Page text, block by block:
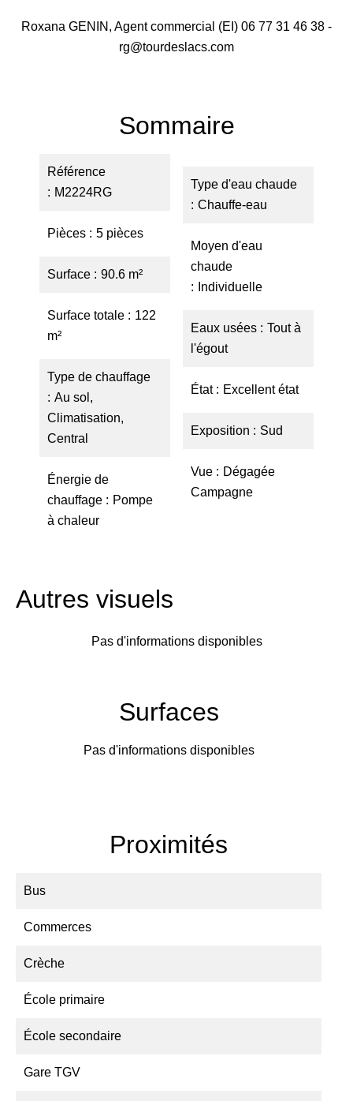
Roxana GENIN, Agent commercial (EI) 06 77 31 46 38 -
rg@tourdeslacs.com
Sommaire
Référence
M2224RG
Pièces 5 pièces
Surface 90.6 m²
Surface totale
122
m²
Type de chauffage
Au sol,
Climatisation,
Central
Énergie de
chauffage
Pompe
à chaleur
Type d'eau chaude
Chauffe-eau
Moyen d'eau
chaude
Individuelle
Eaux usées
Tout à
l'égout
État Excellent état
Exposition Sud
Vue
Dégagée
Campagne
Autres visuels
Pas d'informations disponibles
Surfaces
Pas d'informations disponibles
Proximités
Bus
Commerces
Crèche
École primaire
École secondaire
Gare TGV